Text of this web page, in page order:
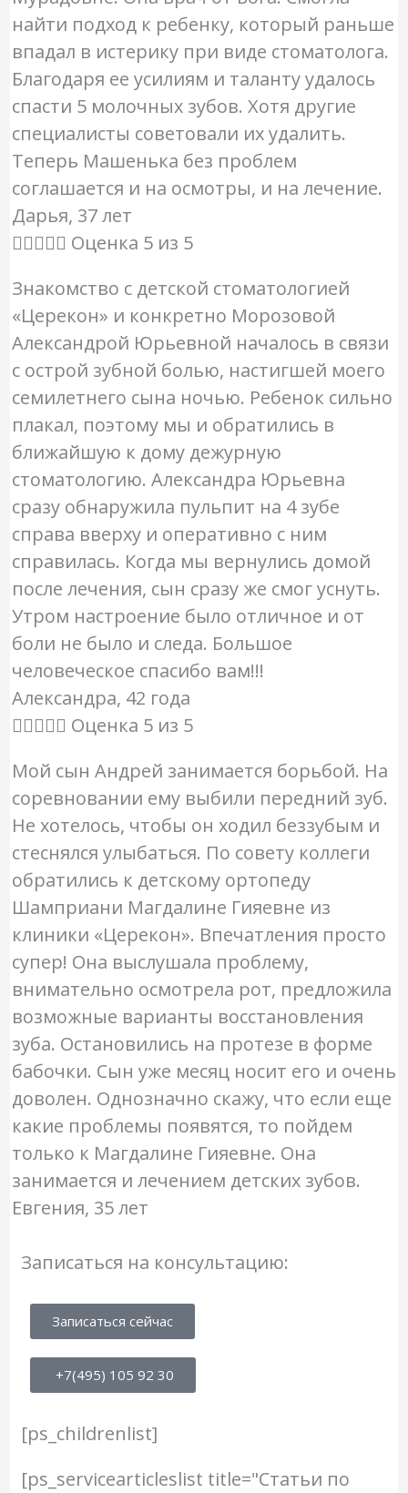
найти подход к ребенку, который раньше
впадал в истерику при виде стоматолога.
Благодаря ее усилиям и таланту удалось
спасти 5 молочных зубов. Хотя другие
специалисты советовали их удалить.
Теперь Машенька без проблем
соглашается и на осмотры, и на лечение.
Дарья, 37 лет
 Оценка 5 из 5
Знакомство с детской стоматологией
«Церекон» и конкретно Морозовой
Александрой Юрьевной началось в связи
с острой зубной болью, настигшей моего
семилетнего сына ночью. Ребенок сильно
плакал, поэтому мы и обратились в
ближайшую к дому дежурную
стоматологию. Александра Юрьевна
сразу обнаружила пульпит на 4 зубе
справа вверху и оперативно с ним
справилась. Когда мы вернулись домой
после лечения, сын сразу же смог уснуть.
Утром настроение было отличное и от
боли не было и следа. Большое
человеческое спасибо вам!!!
Александра, 42 года
 Оценка 5 из 5
Мой сын Андрей занимается борьбой. На
соревновании ему выбили передний зуб.
Не хотелось, чтобы он ходил беззубым и
стеснялся улыбаться. По совету коллеги
обратились к детскому ортопеду
Шамприани Магдалине Гияевне из
клиники «Церекон». Впечатления просто
супер! Она выслушала проблему,
внимательно осмотрела рот, предложила
возможные варианты восстановления
зуба. Остановились на протезе в форме
бабочки. Сын уже месяц носит его и очень
доволен. Однозначно скажу, что если еще
какие проблемы появятся, то пойдем
только к Магдалине Гияевне. Она
занимается и лечением детских зубов.
Евгения, 35 лет
Записаться на консультацию:
Записаться сейчас
+7(495) 105 92 30
[ps_childrenlist]
[ps_servicearticleslist title="Статьи по